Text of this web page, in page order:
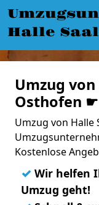
Halle
Umzug
Osthofen
Umzug von Halle
Kostenlose
✓ Wir helfen
Umzug geht!